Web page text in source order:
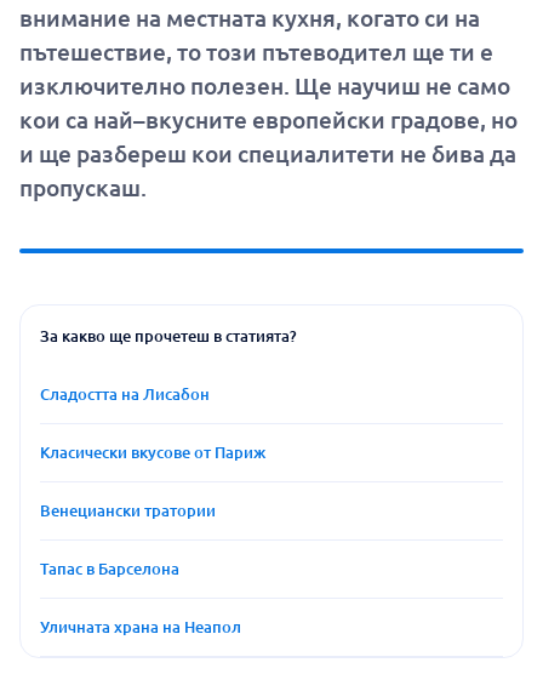
внимание на местната кухня, когато си на
пътешествие, то този пътеводител ще ти е
изключително полезен. Ще научиш не само
кои са най–вкусните европейски градове, но
и ще разбереш кои специалитети не бива да
пропускаш.
За какво ще прочетеш в статията?
Сладостта на Лисабон
Класически вкусове от Париж
Венециански тратории
Тапас в Барселона
Уличната храна на Неапол